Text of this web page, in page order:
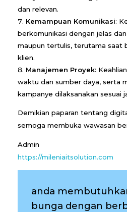
dan relevan.
Kemampuan Komunikasi:
berkomunikasi dengan jelas
maupun tertulis, terutama saat
klien.
Manajemen Proyek:
waktu dan sumber daya, serta
kampanye dilaksanakan sesuai
Demikian paparan tentang
semoga membuka wawasan
Admin
https://mileniaitsolution.com
anda
bunga dengan